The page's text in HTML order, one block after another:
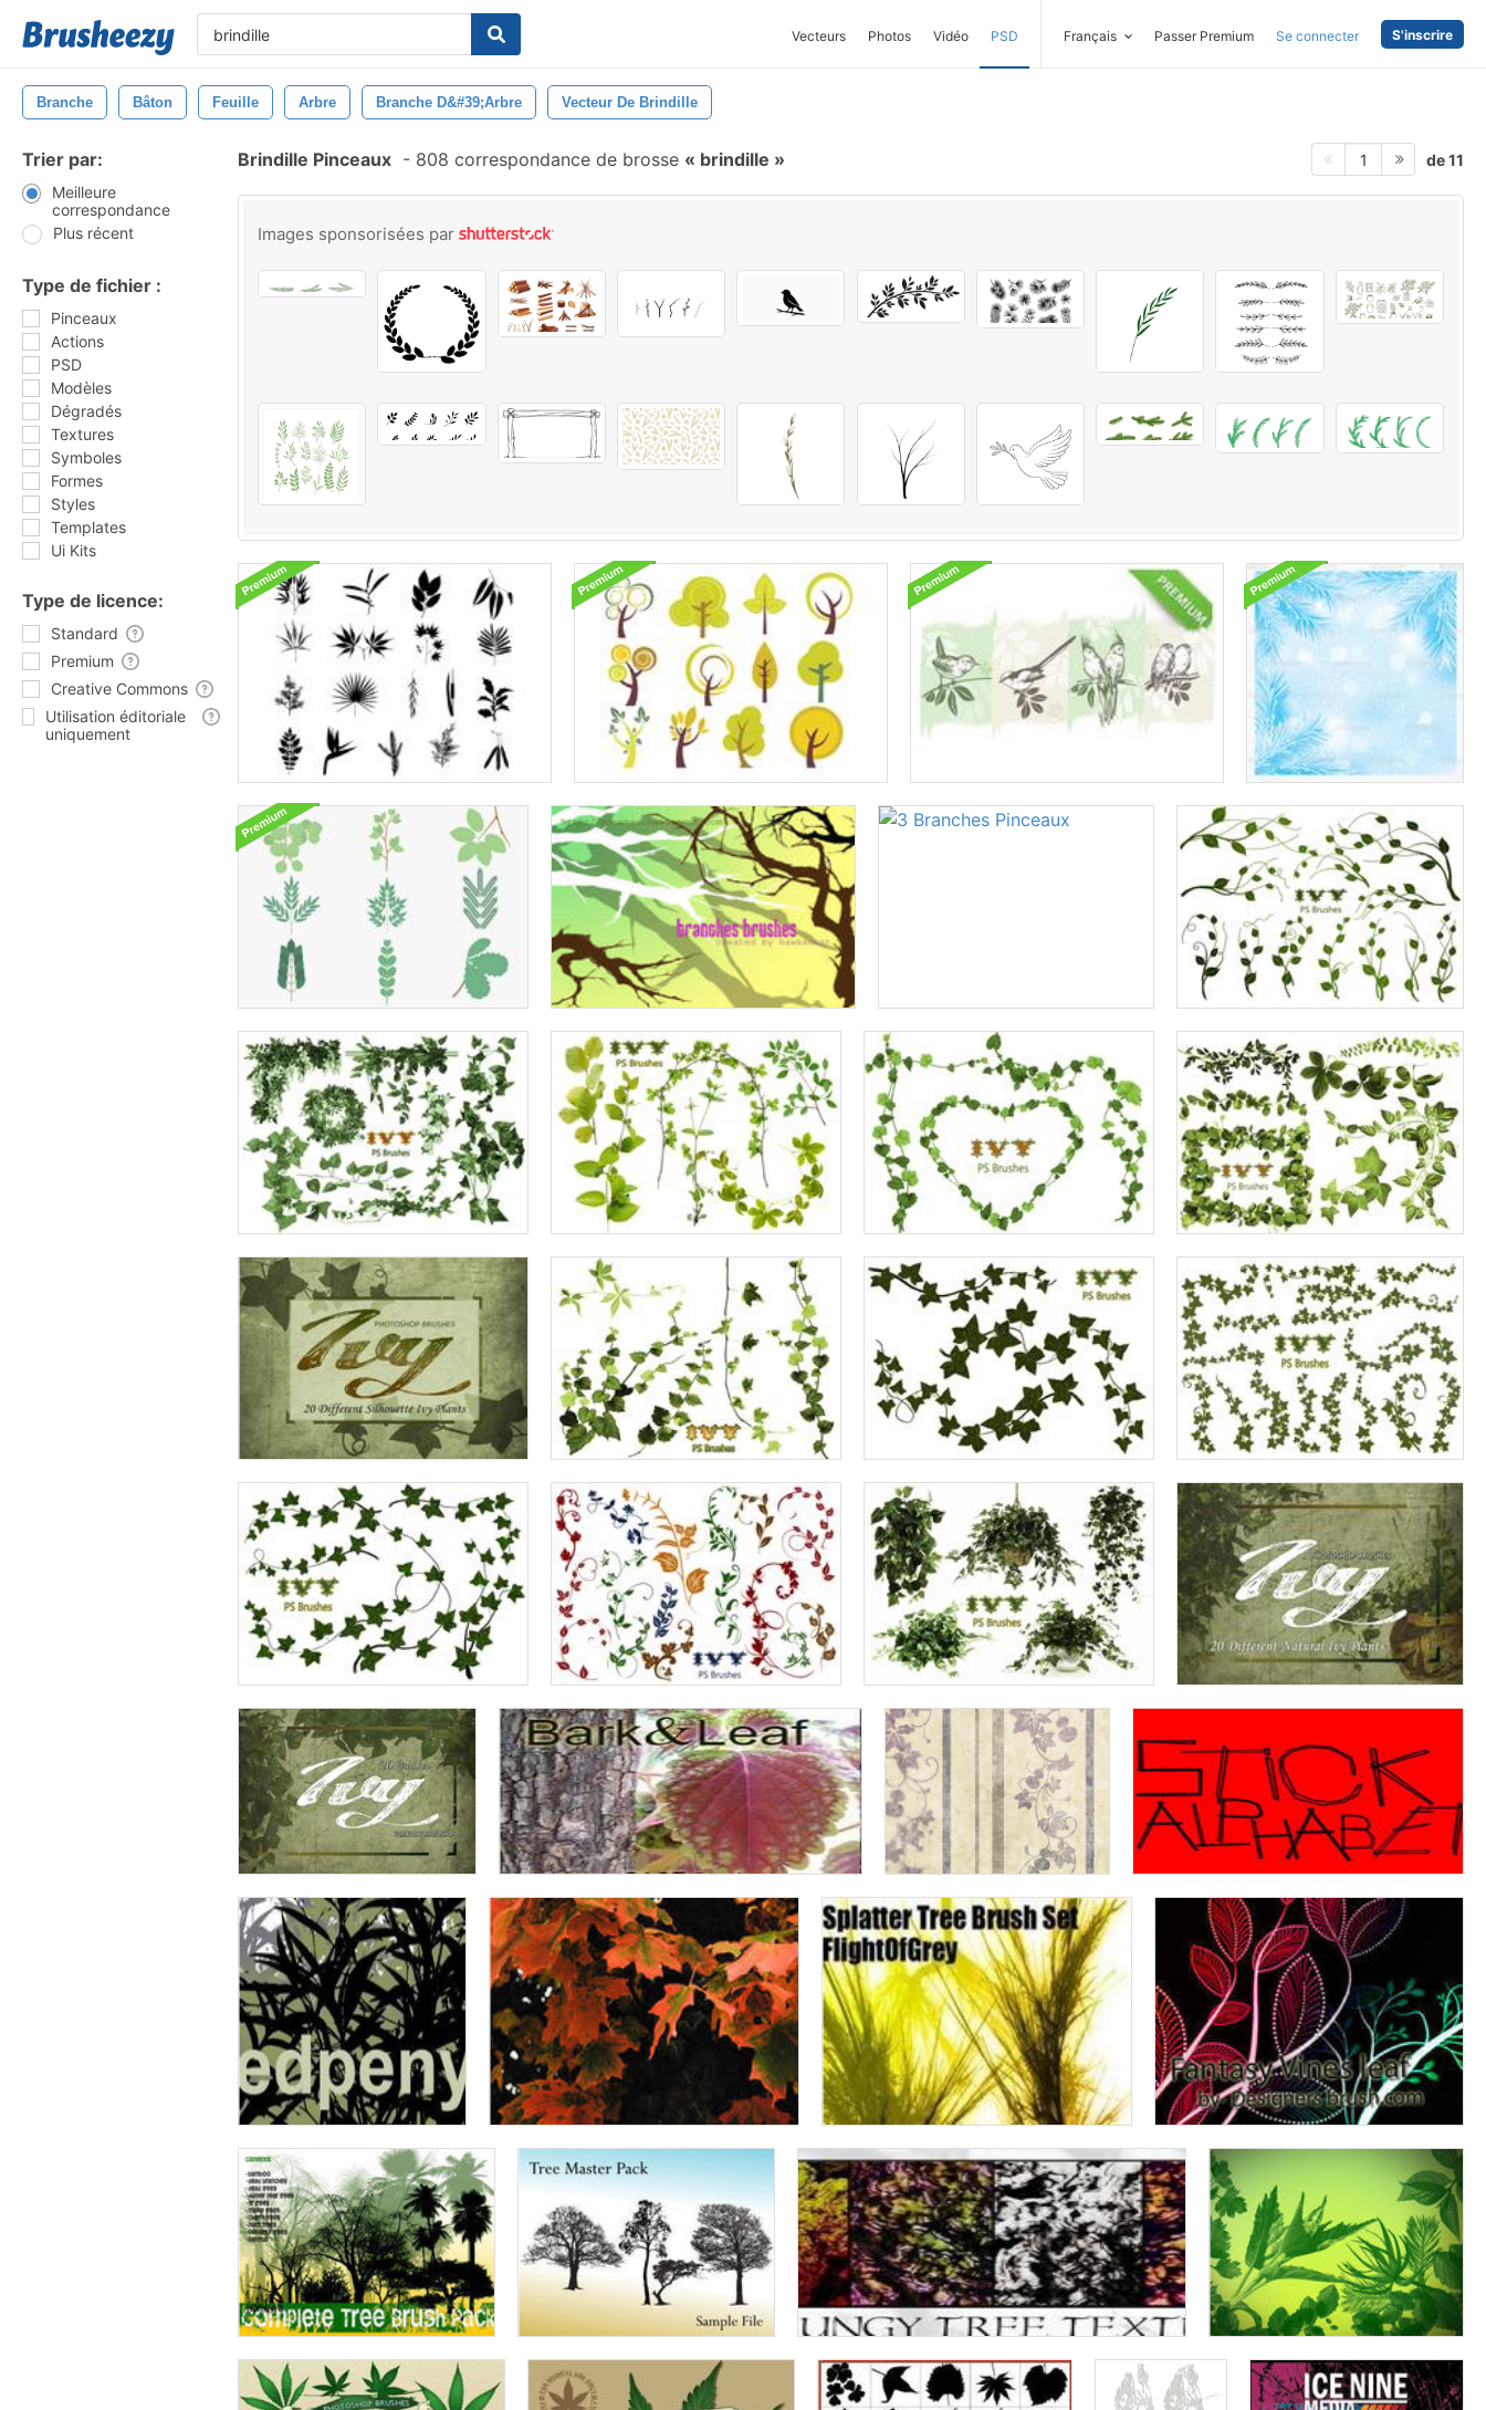
Vecteurs Photos Vidéo PSD Français Passer Premium Se connecter S'inscrire
Branche Bâton Feuille Arbre Branche D&#39;arbre Vecteur De Brindille
Trier par:
Meilleure
correspondance
Plus récent
Type de fichier :
Pinceaux
Actions
PSD
Modèles
Dégradés
Textures
Symboles
Formes
Styles
Templates
Ui Kits
Type de licence:
Standard
Premium
Creative Commons
Utilisation éditoriale
uniquement
Brindille Pinceaux - 808 correspondance de brosse brindille 1 de 11
Images sponsorisées par